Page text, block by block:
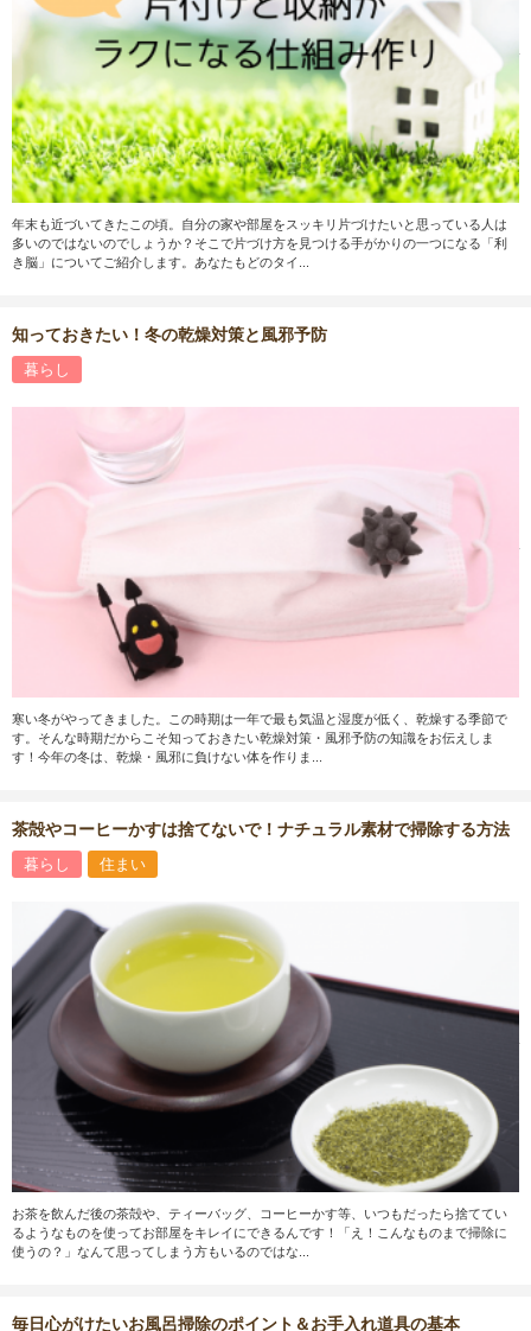
年末も近づいてきたこの頃。自分の家や部屋をスッキリ片づけたいと思っている人は
多いのではないのでしょうか？そこで片づけ方を見つける手がかりの一つになる「利
き脳」についてご紹介します。あなたもどのタイ...
知っておきたい！冬の乾燥対策と風邪予防
暮らし
寒い冬がやってきました。この時期は一年で最も気温と湿度が低く、乾燥する季節で
す。そんな時期だからこそ知っておきたい乾燥対策・風邪予防の知識をお伝えしま
す！今年の冬は、乾燥・風邪に負けない体を作りま...
茶殻やコーヒーかすは捨てないで！ナチュラル素材で掃除する方法
暮らし 住まい
お茶を飲んだ後の茶殻や、ティーバッグ、コーヒーかす等、いつもだったら捨ててい
るようなものを使ってお部屋をキレイにできるんです！「え！こんなものまで掃除に
使うの？」なんて思ってしまう方もいるのではな...
毎日心がけたいお風呂掃除のポイント＆お手入れ道具の基本